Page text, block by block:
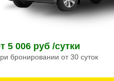
5 006 руб /сутки
бронировании от 30 суток